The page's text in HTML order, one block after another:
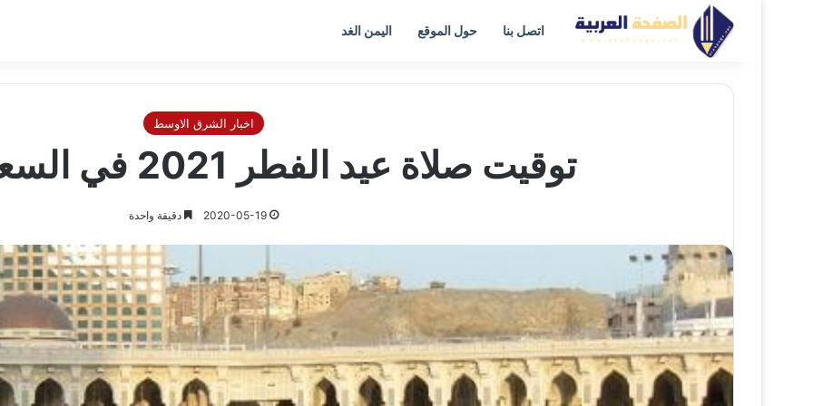
اتصل بنا حول الموقع اليمن الغد
اخبار الشرق الاوسط
توقيت صلاة عيد الفطر 2021 في السعودية 1442
2020-05-19 دقيقة واحدة